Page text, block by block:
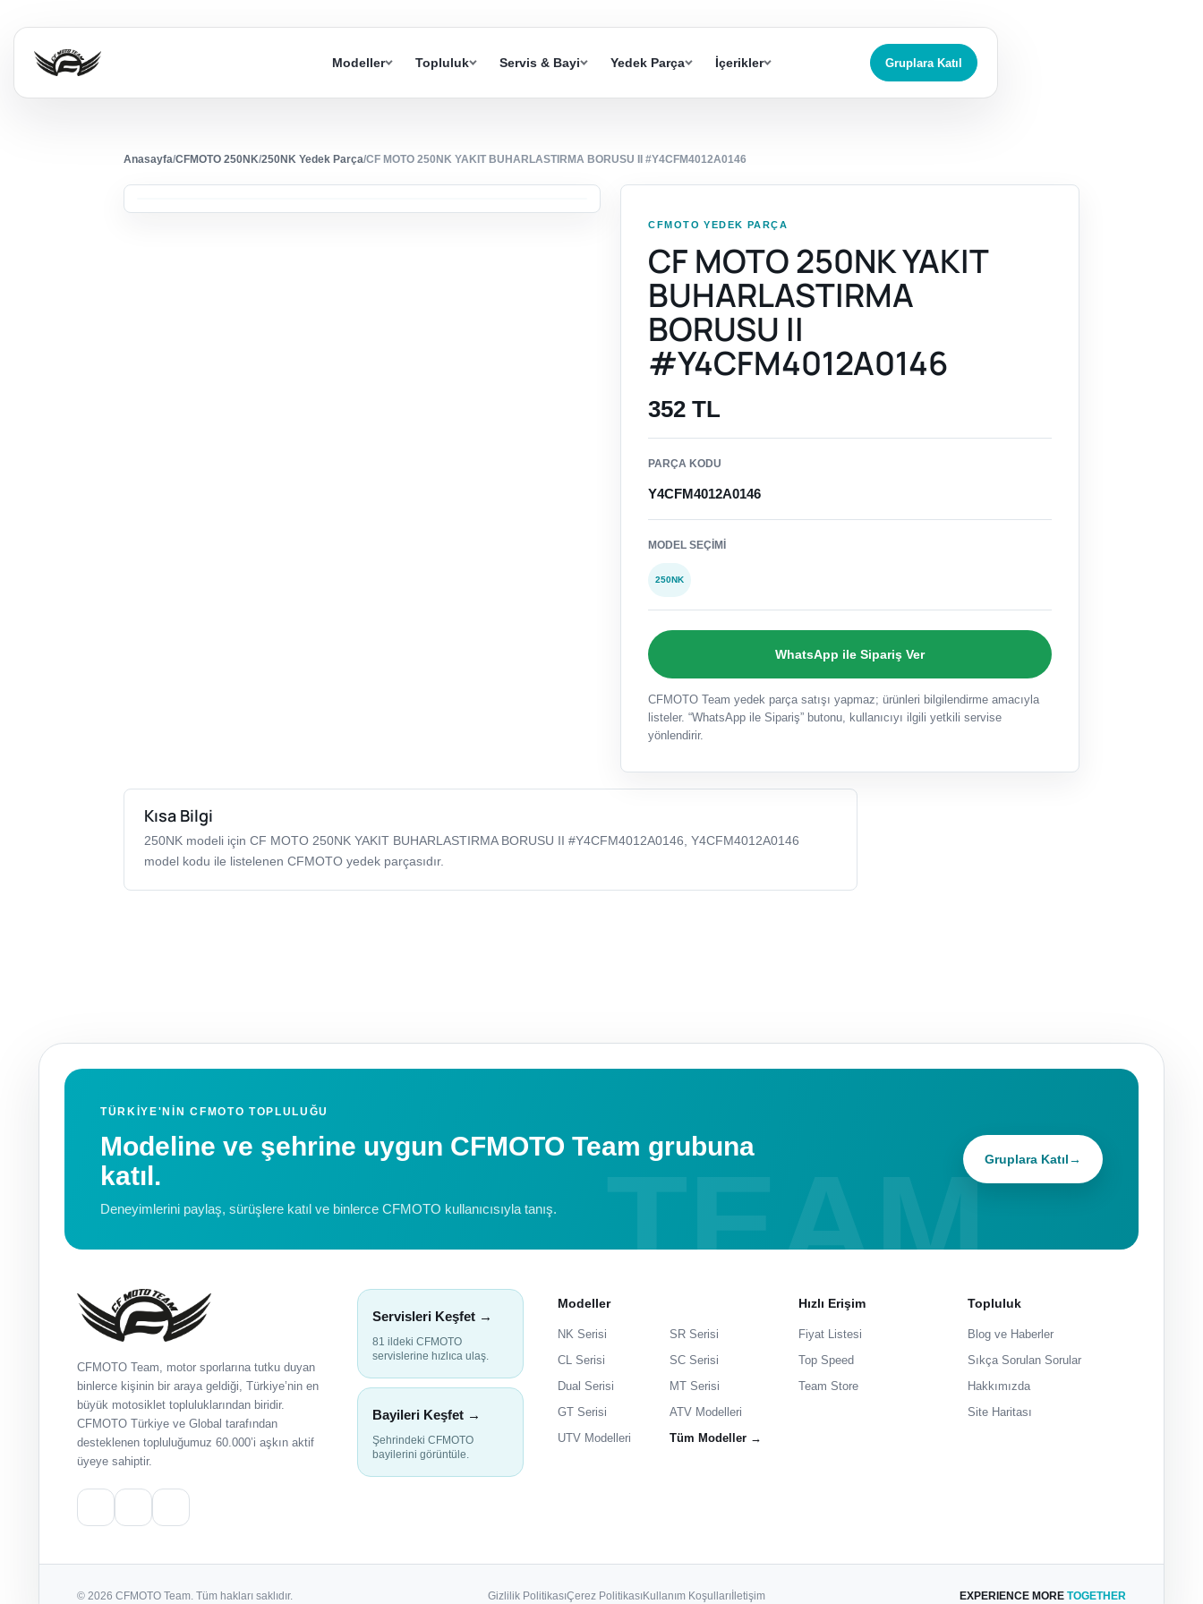
Modeller Topluluk Servis & Bayi Yedek Parça İçerikler Gruplara Katıl
Anasayfa/CFMOTO 250NK/250NK Yedek Parça/CF MOTO 250NK YAKIT BUHARLASTIRMA BORUSU II #Y4CFM4012A0146
CFMOTO YEDEK PARÇA
CF MOTO 250NK YAKIT
BUHARLASTIRMA
BORUSU II
#Y4CFM4012A0146
352 TL
PARÇA KODU
Y4CFM4012A0146
MODEL SEÇIMI
250NK
WhatsApp ile Sipariş Ver
CFMOTO Team yedek parça satışı yapmaz; ürünleri bilgilendirme amacıyla
listeler. “WhatsApp ile Sipariş” butonu, kullanıcıyı ilgili yetkili servise
yönlendirir.
Kısa Bilgi
250NK modeli için CF MOTO 250NK YAKIT BUHARLASTIRMA BORUSU II #Y4CFM4012A0146, Y4CFM4012A0146
model kodu ile listelenen CFMOTO yedek parçasıdır.
TÜRKIYE'NIN CFMOTO TOPLULUĞU
Modeline ve şehrine uygun CFMOTO Team grubuna
katıl.
Deneyimlerini paylaş, sürüşlere katıl ve binlerce CFMOTO kullanıcısıyla tanış.
Gruplara Katıl→
CFMOTO Team, motor sporlarına tutku duyan
binlerce kişinin bir araya geldiği, Türkiye’nin en
büyük motosiklet topluluklarından biridir.
CFMOTO Türkiye ve Global tarafından
desteklenen topluluğumuz 60.000’i aşkın aktif
üyeye sahiptir.
Servisleri Keşfet →
81 ildeki CFMOTO
servislerine hızlıca ulaş.
Bayileri Keşfet →
Şehrindeki CFMOTO
bayilerini görüntüle.
Modeller
NK Serisi
SR Serisi
CL Serisi
SC Serisi
Dual Serisi
MT Serisi
GT Serisi
ATV Modelleri
UTV Modelleri
Tüm Modeller →
Hızlı Erişim
Fiyat Listesi
Top Speed
Team Store
Topluluk
Blog ve Haberler
Sıkça Sorulan Sorular
Hakkımızda
Site Haritası
© 2026 CFMOTO Team. Tüm hakları saklıdır. Gizlilik PolitikasıÇerez PolitikasıKullanım Koşullarıİletişim EXPERIENCE MORE TOGETHER